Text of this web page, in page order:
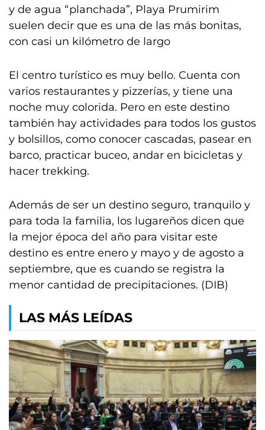
y de agua “planchada”, Playa Prumirim
suelen decir que es una de las más bonitas,
con casi un kilómetro de largo
El centro turístico es muy bello. Cuenta con
varios restaurantes y pizzerías, y tiene una
noche muy colorida. Pero en este destino
también hay actividades para todos los gustos
y bolsillos, como conocer cascadas, pasear en
barco, practicar buceo, andar en bicicletas y
hacer trekking.
Además de ser un destino seguro, tranquilo y
para toda la familia, los lugareños dicen que
la mejor época del año para visitar este
destino es entre enero y mayo y de agosto a
septiembre, que es cuando se registra la
menor cantidad de precipitaciones. (DIB)
LAS MÁS LEÍDAS